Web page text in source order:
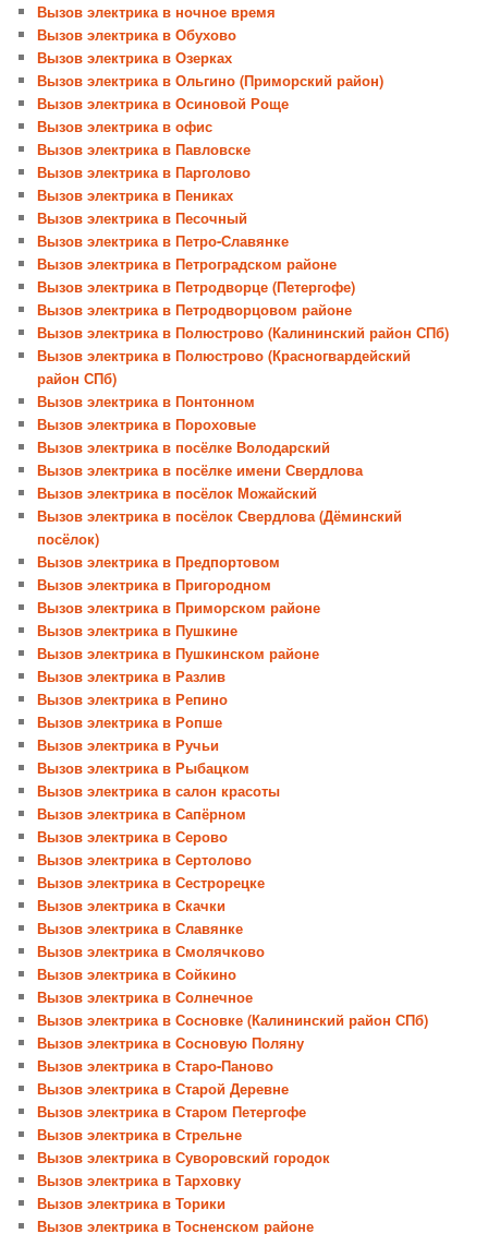
Вызов электрика в ночное время
Вызов электрика в Обухово
Вызов электрика в Озерках
Вызов электрика в Ольгино (Приморский район)
Вызов электрика в Осиновой Роще
Вызов электрика в офис
Вызов электрика в Павловске
Вызов электрика в Парголово
Вызов электрика в Пениках
Вызов электрика в Песочный
Вызов электрика в Петро-Славянке
Вызов электрика в Петроградском районе
Вызов электрика в Петродворце (Петергофе)
Вызов электрика в Петродворцовом районе
Вызов электрика в Полюстрово (Калининский район СПб)
Вызов электрика в Полюстрово (Красногвардейский
район СПб)
Вызов электрика в Понтонном
Вызов электрика в Пороховые
Вызов электрика в посёлке Володарский
Вызов электрика в посёлке имени Свердлова
Вызов электрика в посёлок Можайский
Вызов электрика в посёлок Свердлова (Дёминский
посёлок)
Вызов электрика в Предпортовом
Вызов электрика в Пригородном
Вызов электрика в Приморском районе
Вызов электрика в Пушкине
Вызов электрика в Пушкинском районе
Вызов электрика в Разлив
Вызов электрика в Репино
Вызов электрика в Ропше
Вызов электрика в Ручьи
Вызов электрика в Рыбацком
Вызов электрика в салон красоты
Вызов электрика в Сапёрном
Вызов электрика в Серово
Вызов электрика в Сертолово
Вызов электрика в Сестрорецке
Вызов электрика в Скачки
Вызов электрика в Славянке
Вызов электрика в Смолячково
Вызов электрика в Сойкино
Вызов электрика в Солнечное
Вызов электрика в Сосновке (Калининский район СПб)
Вызов электрика в Сосновую Поляну
Вызов электрика в Старо-Паново
Вызов электрика в Старой Деревне
Вызов электрика в Старом Петергофе
Вызов электрика в Стрельне
Вызов электрика в Суворовский городок
Вызов электрика в Тарховку
Вызов электрика в Торики
Вызов электрика в Тосненском районе